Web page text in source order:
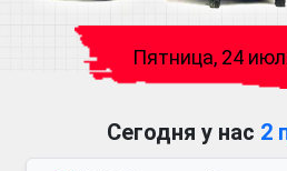
Пятница, 24
Сегодня у нас 2